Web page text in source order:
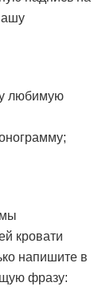
любимую
кровати
напишите в
фразу: